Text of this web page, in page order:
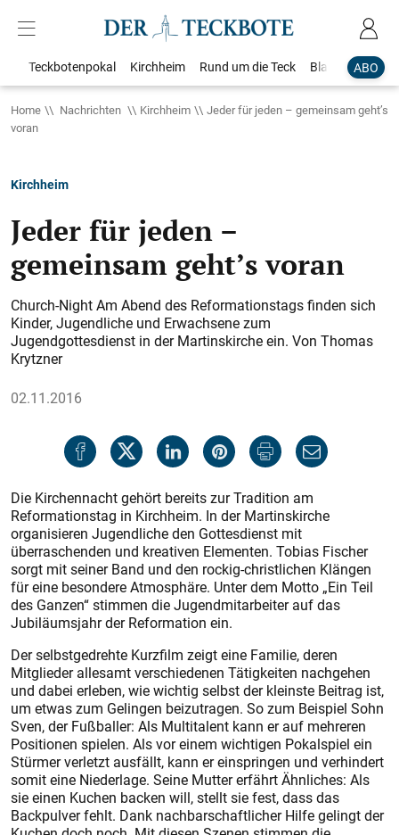
ABO
Teckbotenpokal Kirchheim Rund um die Teck Blaulicht
Home Nachrichten Kirchheim
Jeder für jeden – gemeinsam geht’s
voran
Kirchheim
Jeder für jeden –
gemeinsam geht’s voran
Church-Night Am Abend des Reformationstags finden sich
Kinder, Jugendliche und Erwachsene zum
Jugendgottesdienst in der Martinskirche ein. Von Thomas
Krytzner
02.11.2016
Die Kirchennacht gehört bereits zur Tradition am
Reformationstag in Kirchheim. In der Martinskirche
organisieren Jugendliche den Gottesdienst mit
überraschenden und kreativen Elementen. Tobias Fischer
sorgt mit seiner Band und den rockig-christlichen Klängen
für eine besondere Atmosphäre. Unter dem Motto „Ein Teil
des Ganzen“ stimmen die Jugendmitarbeiter auf das
Jubiläumsjahr der Reformation ein.
Der selbstgedrehte Kurzfilm zeigt eine Familie, deren
Mitglieder allesamt verschiedenen Tätigkeiten nachgehen
und dabei erleben, wie wichtig selbst der kleinste Beitrag ist,
um etwas zum Gelingen beizutragen. So zum Beispiel Sohn
Sven, der Fußballer: Als Multitalent kann er auf mehreren
Positionen spielen. Als vor einem wichtigen Pokalspiel ein
Stürmer verletzt ausfällt, kann er einspringen und verhindert
somit eine Niederlage. Seine Mutter erfährt Ähnliches: Als
sie einen Kuchen backen will, stellt sie fest, dass das
Backpulver fehlt. Dank nachbarschaftlicher Hilfe gelingt der